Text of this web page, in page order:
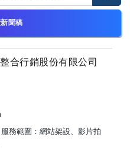
聞稿
合行銷股份有限公司
務範圍：網站架設、影片拍